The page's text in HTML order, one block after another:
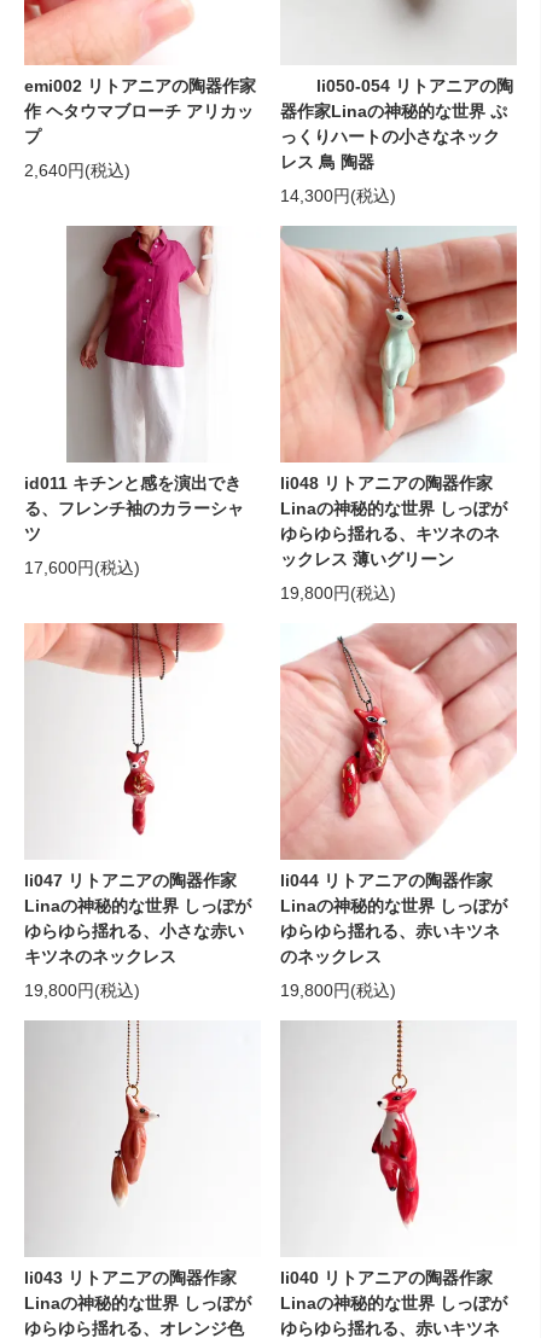
emi002 リトアニアの陶器作家
作 ヘタウマブローチ アリカッ
プ
2,640円(税込)
li050-054 リトアニアの陶
器作家Linaの神秘的な世界 ぷ
っくりハートの小さなネック
レス 鳥 陶器
14,300円(税込)
id011 キチンと感を演出でき
る、フレンチ袖のカラーシャ
ツ
17,600円(税込)
li048 リトアニアの陶器作家
Linaの神秘的な世界 しっぽが
ゆらゆら揺れる、キツネのネ
ックレス 薄いグリーン
19,800円(税込)
li047 リトアニアの陶器作家
Linaの神秘的な世界 しっぽが
ゆらゆら揺れる、小さな赤い
キツネのネックレス
19,800円(税込)
li044 リトアニアの陶器作家
Linaの神秘的な世界 しっぽが
ゆらゆら揺れる、赤いキツネ
のネックレス
19,800円(税込)
li043 リトアニアの陶器作家
Linaの神秘的な世界 しっぽが
ゆらゆら揺れる、オレンジ色
li040 リトアニアの陶器作家
Linaの神秘的な世界 しっぽが
ゆらゆら揺れる、赤いキツネ